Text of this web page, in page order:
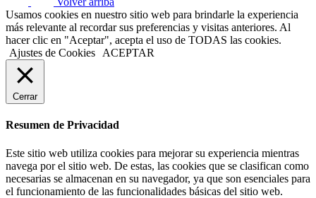
Usamos cookies en nuestro sitio web para brindarle la experiencia
más relevante al recordar sus preferencias y visitas anteriores. Al
hacer clic en "Aceptar", acepta el uso de TODAS las cookies.
Ajustes de Cookies
ACEPTAR
Cerrar
Resumen de Privacidad
Este sitio web utiliza cookies para mejorar su experiencia mientras
navega por el sitio web. De estas, las cookies que se clasifican como
necesarias se almacenan en su navegador, ya que son esenciales para
el funcionamiento de las funcionalidades básicas del sitio web.